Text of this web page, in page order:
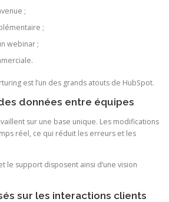
;
;
webinar ;
est l’un des grands atouts de HubSpot.
données entre équipes
sur une base unique. Les modifications
réel, ce qui réduit les erreurs et les
le support disposent ainsi d’une vision
sur les interactions clients